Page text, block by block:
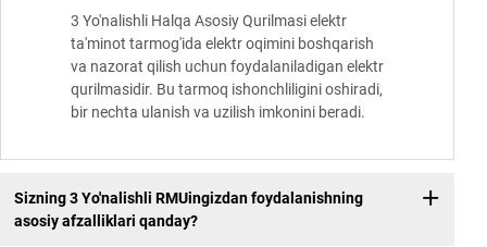
3 Yo'nalishli Halqa Asosiy Qurilmasi elektr
ta'minot tarmog'ida elektr oqimini boshqarish
va nazorat qilish uchun foydalaniladigan elektr
qurilmasidir. Bu tarmoq ishonchliligini oshiradi,
bir nechta ulanish va uzilish imkonini beradi.
Sizning 3 Yo'nalishli RMUingizdan foydalanishning
asosiy afzalliklari qanday?